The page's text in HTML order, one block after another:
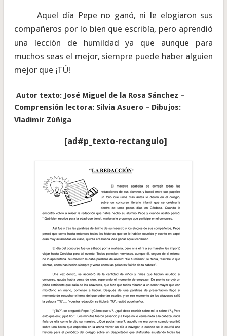
Aquel día Pepe no ganó, ni le elogiaron sus
compañeros por lo bien que escribía, pero aprendió
una lección de humildad ya que aunque para
muchos seas el mejor, siempre puede haber alguien
mejor que ¡TÚ!
Autor texto: José Miguel de la Rosa Sánchez –
Comprensión lectora: Silvia Asuero – Dibujos:
Vladimir Zúñiga
[ad#p_texto-rectangulo]